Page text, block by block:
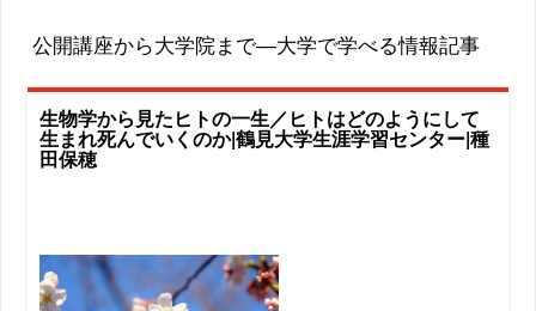
公開講座から大学院まで―大学で学べる情報記事
生物学から見たヒトの一生／ヒトはどのようにして
生まれ死んでいくのか|鶴見大学生涯学習センター|種
田保穂